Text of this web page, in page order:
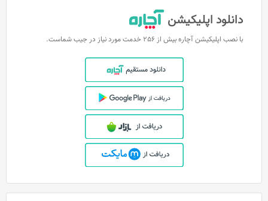
دانلود اپلیکیشن
با نصب اپلیکیشن آچاره بیش از 256 خدمت مورد نیاز در جیب شماست.